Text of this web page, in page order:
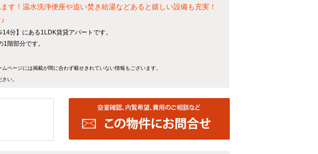
す！温水洗浄便座や追い焚き給湯などあると嬉しい設備も充実！
分】にある1LDK賃貸アパートです。
階部分です。
ページには掲載が間に合わず載せきれていない情報もございます。
さい。